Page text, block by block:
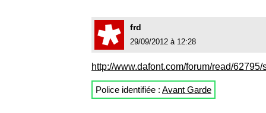
frd
29/09/2012 à 12:28
http://www.dafont.com/forum/read/
Police identifiée : Avant Garde